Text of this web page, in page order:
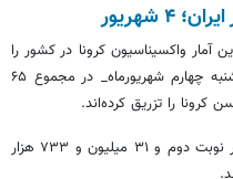
شهریور
واکسیناسیون کرونا در کشور را
اعلام کرد: بر اساس آخرین آمار تا امروز _شنبه چهارم شهریورماه_ در مجموع ۶۵
همچنین ۵۸ میلیون و ۶۳۳ هزار و ۶۹۷ نفر نوبت دوم و ۳۱ میلیون و ۷۳۳ هزار